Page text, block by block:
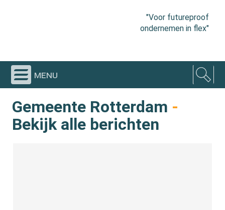
"Voor futureproof
ondernemen in flex"
menu
Gemeente Rotterdam -
Bekijk alle berichten